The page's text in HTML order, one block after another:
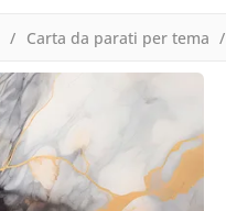
Carta da parati per tema